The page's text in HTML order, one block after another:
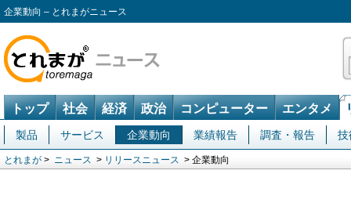
企業動向 – とれまがニュース
トップ 社会 経済 政治 コンピューター エンタメ
製品 サービス 企業動向 業績報告 調査・報告 技
とれまが > ニュース > リリースニュース > 企業動向